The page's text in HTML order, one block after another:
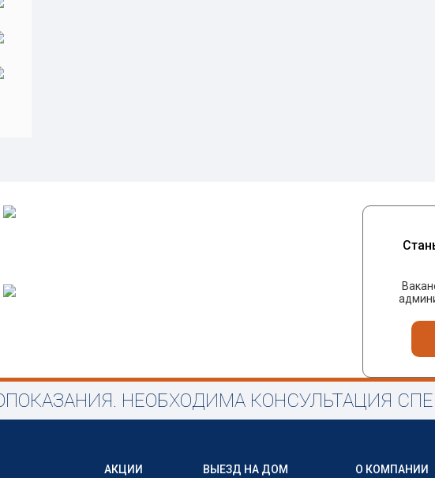
НЕОБХОДИМА КОНСУЛЬТАЦИЯ
АКЦИИ ВЫЕЗД НА ДОМ О КОМПАНИИ